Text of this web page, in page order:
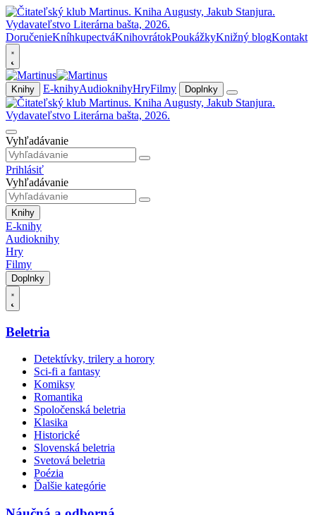
DoručenieKníhkupectváKnihovrátokPoukážkyKnižný blogKontakt
Knihy E-knihyAudioknihyHryFilmy Doplnky
Vyhľadávanie
Prihlásiť
Vyhľadávanie
Knihy
E-knihy
Audioknihy
Hry
Filmy
Doplnky
Beletria
Detektívky, trilery a horory
Sci-fi a fantasy
Komiksy
Romantika
Spoločenská beletria
Klasika
Historické
Slovenská beletria
Svetová beletria
Poézia
Ďalšie kategórie